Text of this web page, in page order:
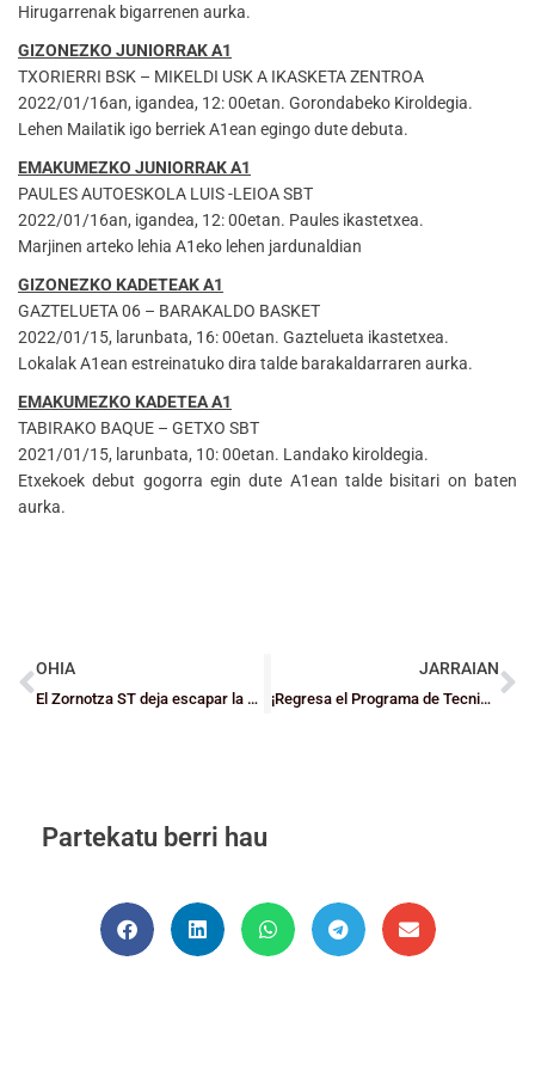
Hirugarrenak bigarrenen aurka.
GIZONEZKO JUNIORRAK A1
TXORIERRI BSK – MIKELDI USK A IKASKETA ZENTROA
2022/01/16an, igandea, 12: 00etan. Gorondabeko Kiroldegia.
Lehen Mailatik igo berriek A1ean egingo dute debuta.
EMAKUMEZKO JUNIORRAK A1
PAULES AUTOESKOLA LUIS -LEIOA SBT
2022/01/16an, igandea, 12: 00etan. Paules ikastetxea.
Marjinen arteko lehia A1eko lehen jardunaldian
GIZONEZKO KADETEAK A1
GAZTELUETA 06 – BARAKALDO BASKET
2022/01/15, larunbata, 16: 00etan. Gaztelueta ikastetxea.
Lokalak A1ean estreinatuko dira talde barakaldarraren aurka.
EMAKUMEZKO KADETEA A1
TABIRAKO BAQUE – GETXO SBT
2021/01/15, larunbata, 10: 00etan. Landako kiroldegia.
Etxekoek debut gogorra egin dute A1ean talde bisitari on baten
aurka.
OHIA
El Zornotza ST deja escapar la vía directa de acceso a la final de Copa LEB Plata
JARRAIAN
¡Regresa el Programa de Tecnificación de BizkaiaBasket!
Partekatu berri hau